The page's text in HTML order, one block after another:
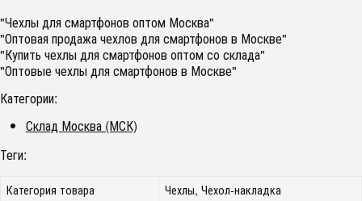
"Чехлы для смартфонов оптом Москва"
"Оптовая продажа чехлов для смартфонов в Москве"
"Купить чехлы для смартфонов оптом со склада"
"Оптовые чехлы для смартфонов в Москве"
Категории:
Склад Москва (МСК)
Теги:
Категория товара
Чехлы, Чехол-накладка